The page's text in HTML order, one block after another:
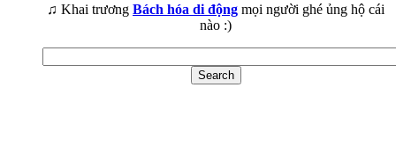
♫ Khai trương Bách hóa di động mọi người ghé ủng hộ cái
nào :)